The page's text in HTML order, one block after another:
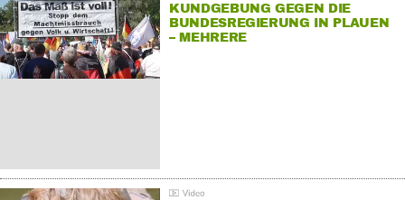
KUNDGEBUNG GEGEN DIE
BUNDESREGIERUNG IN PLAUEN
– MEHRERE